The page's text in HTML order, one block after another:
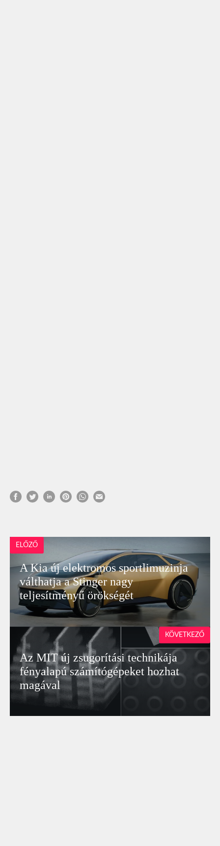
ELŐZŐ
A Kia új elektromos sportlimuzinja
válthatja a Stinger nagy
teljesítményű örökségét
Az MIT új zsugorítási technikája
fényalapú számítógépeket hozhat
magával
KÖVETKEZŐ